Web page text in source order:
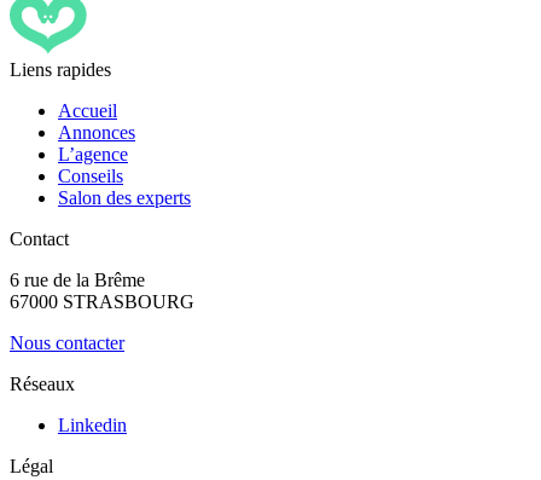
Liens rapides
Accueil
Annonces
L’agence
Conseils
Salon des experts
Contact
6 rue de la Brême
67000 STRASBOURG
Nous contacter
Réseaux
Linkedin
Légal